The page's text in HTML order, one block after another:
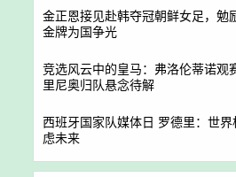
金正恩接见赴韩夺冠朝鲜女足，勉
金牌为国争光
竞选风云中的皇马：弗洛伦蒂诺观
里尼奥归队悬念待解
西班牙国家队媒体日 罗德里：世界
虑未来